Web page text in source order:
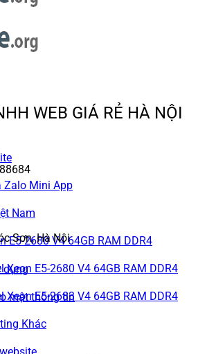
Zalo Mini App
Nam
E5-2680 V4 64GB RAM DDR4
Xeon E5-2680 V4 64GB RAM DDR4
Xeon E5-2683 V4 64GB RAM DDR4
Khác
WEB GIÁ RẺ HÀ NỘI
Sơn, Hà Nội
dụng
mật thông tin